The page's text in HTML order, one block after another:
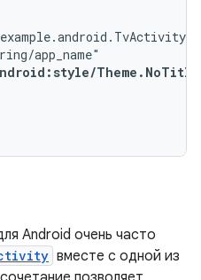
Android очень часто
вместе с одной из